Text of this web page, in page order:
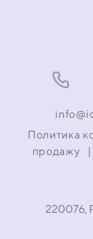
220076,
Политика
продажу
|